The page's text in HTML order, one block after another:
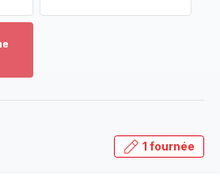
1 fournée